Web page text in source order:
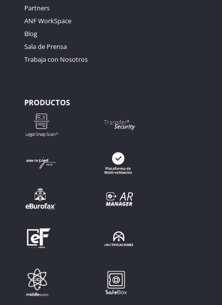
Partners
ANF WorkSpace
Blog
Sala de Prensa
Trabaja con Nosotros
PRODUCTOS